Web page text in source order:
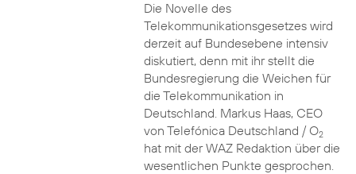
Die Novelle des
Telekommunikationsgesetzes wird
derzeit auf Bundesebene intensiv
diskutiert, denn mit ihr stellt die
Bundesregierung die Weichen für
die Telekommunikation in
Deutschland. Markus Haas, CEO
von Telefónica Deutschland / O2
hat mit der WAZ Redaktion über die
wesentlichen Punkte gesprochen.